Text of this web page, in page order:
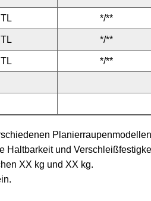
TL */**
TL */**
TL */**
Haltbarkeit und
XX kg und XX kg.